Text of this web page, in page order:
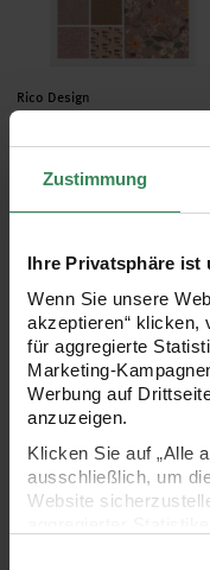
Zustimmung
Ihre Privatsphäre ist
Wenn Sie unsere
akzeptieren“ klicken,
für aggregierte
Marketing-
Werbung auf
anzuzeigen.
Klicken Sie auf „Alle
ausschließlich, um
Website
Hersteller:
Rico Design
Paper Poetry
Paper Poetry